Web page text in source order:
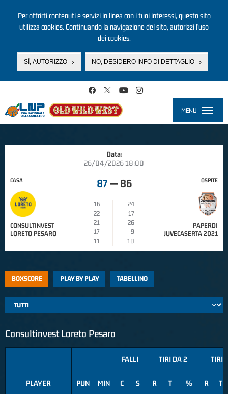
Per offrirti contenuti e servizi in linea con i tuoi interessi, questo sito
utilizza cookies. Continuando la navigazione del sito, autorizzi l’uso
dei cookies.
SÌ, AUTORIZZO NO, DESIDERO INFO DI DETTAGLIO
MENU
Data:
26/04/2026 18:00
CASA
CONSULTINVEST
LORETO PESARO
87 — 86
16
24
22
17
21
26
17
9
11
10
OSPITE
PAPERDI
JUVECASERTA 2021
BOXSCORE PLAY BY PLAY TABELLINO
Consultinvest Loreto Pesaro
PLAYER
FALLI TIRI DA 2 TIRI
PUN MIN C S R T % R T